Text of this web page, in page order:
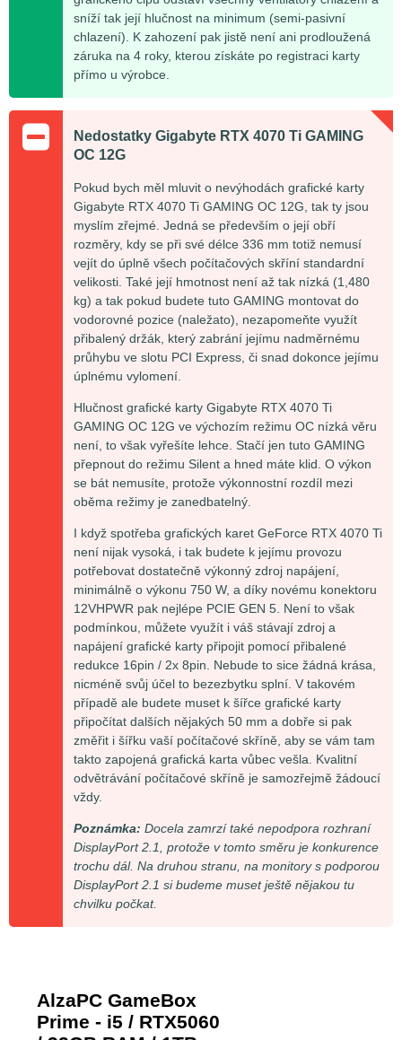
sníží tak její hlučnost na minimum (semi-pasivní
chlazení). K zahození pak jistě není ani prodloužená
záruka na 4 roky, kterou získáte po registraci karty
přímo u výrobce.
Nedostatky Gigabyte RTX 4070 Ti GAMING
OC 12G
Pokud bych měl mluvit o nevýhodách grafické karty
Gigabyte RTX 4070 Ti GAMING OC 12G, tak ty jsou
myslím zřejmé. Jedná se především o její obří
rozměry, kdy se při své délce 336 mm totiž nemusí
vejít do úplně všech počítačových skříní standardní
velikosti. Také její hmotnost není až tak nízká (1,480
kg) a tak pokud budete tuto GAMING montovat do
vodorovné pozice (naležato), nezapomeňte využít
přibalený držák, který zabrání jejímu nadměrnému
průhybu ve slotu PCI Express, či snad dokonce jejímu
úplnému vylomení.
Hlučnost grafické karty Gigabyte RTX 4070 Ti
GAMING OC 12G ve výchozím režimu OC nízká věru
není, to však vyřešíte lehce. Stačí jen tuto GAMING
přepnout do režimu Silent a hned máte klid. O výkon
se bát nemusíte, protože výkonnostní rozdíl mezi
oběma režimy je zanedbatelný.
I když spotřeba grafických karet GeForce RTX 4070 Ti
není nijak vysoká, i tak budete k jejímu provozu
potřebovat dostatečně výkonný zdroj napájení,
minimálně o výkonu 750 W, a díky novému konektoru
12VHPWR pak nejlépe PCIE GEN 5. Není to však
podmínkou, můžete využít i váš stávají zdroj a
napájení grafické karty připojit pomocí přibalené
redukce 16pin / 2x 8pin. Nebude to sice žádná krása,
nicméně svůj účel to bezezbytku splní. V takovém
případě ale budete muset k šířce grafické karty
připočítat dalších nějakých 50 mm a dobře si pak
změřit i šířku vaší počítačové skříně, aby se vám tam
takto zapojená grafická karta vůbec vešla. Kvalitní
odvětrávání počítačové skříně je samozřejmě žádoucí
vždy.
Poznámka: Docela zamrzí také nepodpora rozhraní
DisplayPort 2.1, protože v tomto směru je konkurence
trochu dál. Na druhou stranu, na monitory s podporou
DisplayPort 2.1 si budeme muset ještě nějakou tu
chvilku počkat.